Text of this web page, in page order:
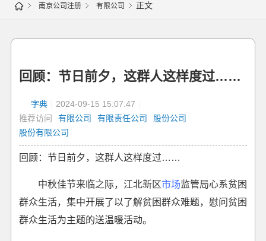
南京公司注册 有限公司 正文
回顾：节日前夕，这群人这样度过……
字典 2024-09-15 15:07:47
推荐访问
有限公司 有限责任公司
股份公司
股份有限公司
回顾：节日前夕，这群人这样度过……
中秋佳节来临之际，江北新区市场监管局心系贫困
群众生活，集中开展了以了解贫困群众难题，慰问贫困
群众生活为主题的送温暖活动。